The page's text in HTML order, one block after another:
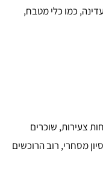
כמו כלי מטבח,
צעירות, שוכרים
מסחרי, רוב הרוכשים